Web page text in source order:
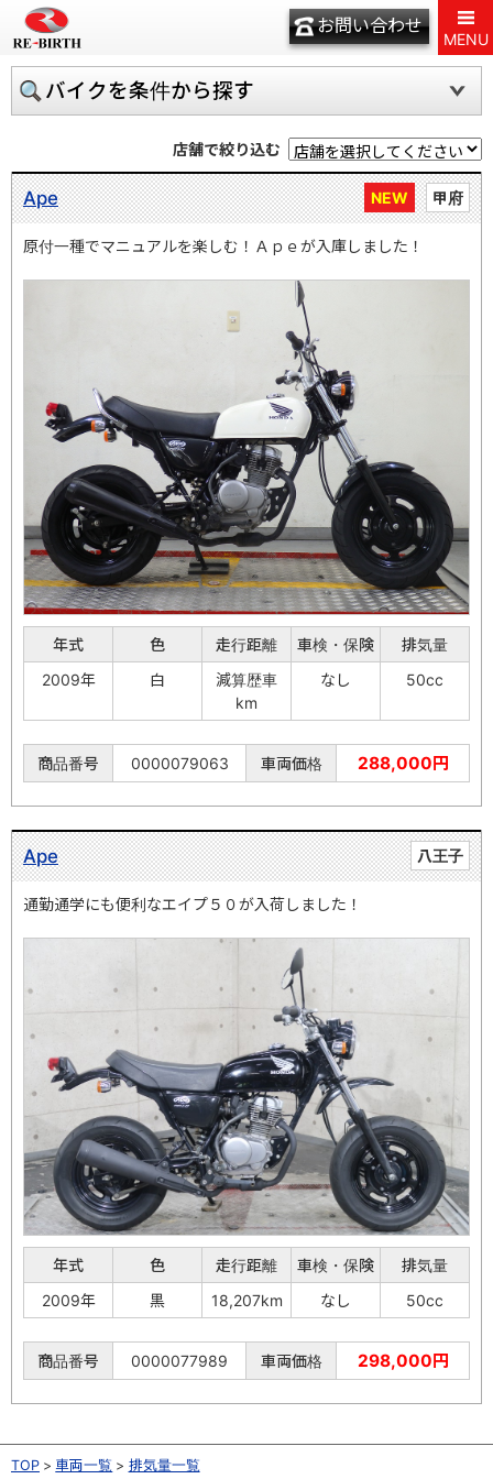
お問い合わせ
MENU
バイクを条件から探す
店舗で絞り込む
NEW 甲府
Ape
原付一種でマニュアルを楽しむ！Ａｐｅが入庫しました！
年式 色 走行距離 車検・保険
排気量
2009年
白
減算歴車
km
なし 50cc
商品番号 0000079063 車両価格 288,000円
八王子
Ape
通勤通学にも便利なエイプ５０が入荷しました！
年式 色 走行距離 車検・保険
排気量
2009年
黒 18,207km なし 50cc
商品番号 0000077989 車両価格 298,000円
TOP 車両一覧 排気量一覧